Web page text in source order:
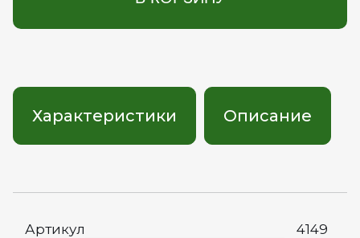
Характеристики Описание
Артикул 4149